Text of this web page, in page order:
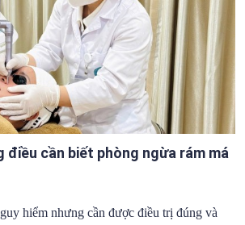
điều cần biết phòng ngừa rám má
hiểm nhưng cần được điều trị đúng và